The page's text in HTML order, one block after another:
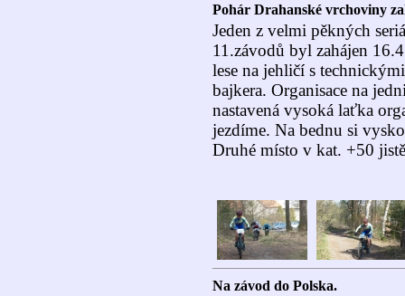
Pohár Drahanské vrchoviny
Jeden z velmi pěkných
11.závodů byl zahájen
lese na jehličí s
bajkera. Organisace na
nastavená vysoká laťka
jezdíme. Na bednu si
Druhé místo v kat. +50
Na závod do Polska.